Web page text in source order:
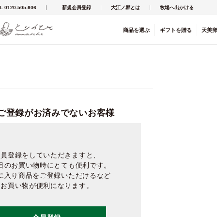
0120-505-606 新規会員登録 大江ノ郷とは 牧場へ出かける
商品を選ぶ ギフト を贈る 天美
登録がお済みでないお客様
登録をしていただきますと、
のお買い物時にとても便利です。
入り商品をご登録いただけるなど
お買い物が便利になります。